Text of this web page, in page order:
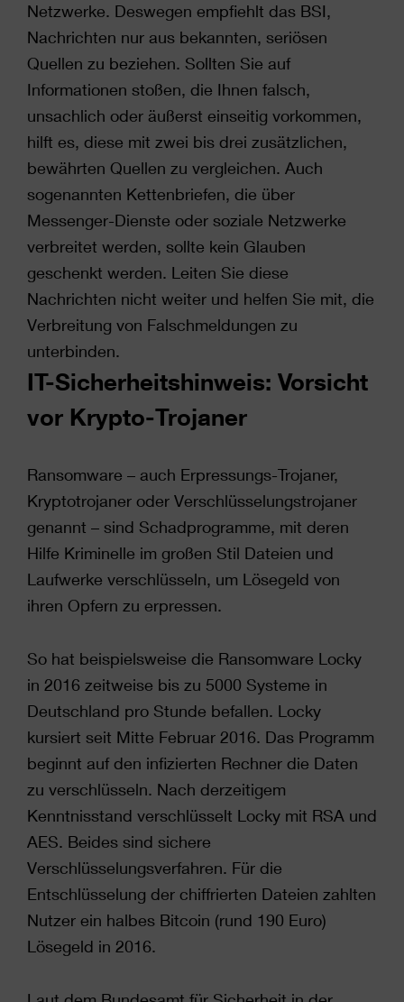
Netzwerke. Deswegen empfiehlt das BSI,
Nachrichten nur aus bekannten, seriösen
Quellen zu beziehen. Sollten Sie auf
Informationen stoßen, die Ihnen falsch,
unsachlich oder äußerst einseitig vorkommen,
hilft es, diese mit zwei bis drei zusätzlichen,
bewährten Quellen zu vergleichen. Auch
sogenannten Kettenbriefen, die über
Messenger-Dienste oder soziale Netzwerke
verbreitet werden, sollte kein Glauben
geschenkt werden. Leiten Sie diese
Nachrichten nicht weiter und helfen Sie mit, die
Verbreitung von Falschmeldungen zu
unterbinden.
IT-Sicherheitshinweis: Vorsicht
vor Krypto-Trojaner
Ransomware – auch Erpressungs-Trojaner,
Kryptotrojaner oder Verschlüsselungstrojaner
genannt – sind Schadprogramme, mit deren
Hilfe Kriminelle im großen Stil Dateien und
Laufwerke verschlüsseln, um Lösegeld von
ihren Opfern zu erpressen.
So hat beispielsweise die Ransomware Locky
in 2016 zeitweise bis zu 5000 Systeme in
Deutschland pro Stunde befallen. Locky
kursiert seit Mitte Februar 2016. Das Programm
beginnt auf den infizierten Rechner die Daten
zu verschlüsseln. Nach derzeitigem
Kenntnisstand verschlüsselt Locky mit RSA und
AES. Beides sind sichere
Verschlüsselungsverfahren. Für die
Entschlüsselung der chiffrierten Dateien zahlten
Nutzer ein halbes Bitcoin (rund 190 Euro)
Lösegeld in 2016.